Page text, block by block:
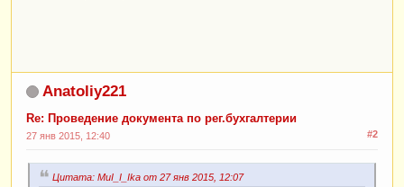
идыСубконтоХозрасчетные.Контрагенты] =
Контрагент;
Движение.СубконтоДт[ПланыВидовХарактеристик
идыСубконтоХозрасчетные
ДоговорКонтрагента;
Anatoliy221
Re: Проведение документа по рег.бухгалтерии
#2
27 янв 2015, 12:40
Цитата: MuI_I_Ika от 27 янв 2015, 12:07